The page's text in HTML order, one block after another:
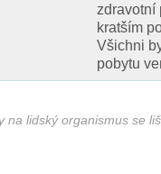
zdravotní
kratším
Všichni
pobytu
na lidský organismus se